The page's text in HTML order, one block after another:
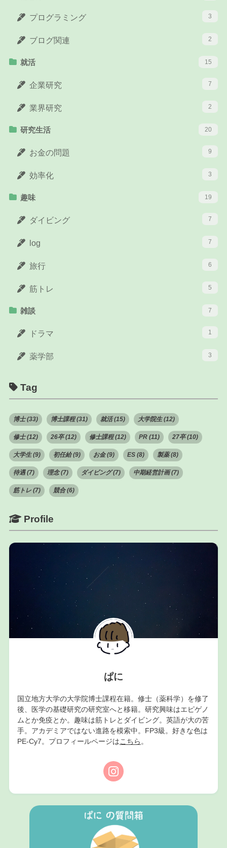
プログラミング 3
ブログ関連 2
就活 15
企業研究 7
業界研究 2
研究生活 20
お金の問題 9
効率化 3
趣味 19
ダイビング 7
log 7
旅行 6
筋トレ 5
雑談 7
ドラマ 1
薬学部 3
Tag
博士 (33) 博士課程 (31) 就活 (15) 大学院生 (12)
修士 (12) 26卒 (12) 修士課程 (12) PR (11) 27卒 (10)
大学生 (9) 初任給 (9) お金 (9) ES (8) 製薬 (8)
待遇 (7) 理念 (7) ダイビング (7) 中期経営計画 (7)
筋トレ (7) 競合 (6)
Profile
ぱに
国立地方大学の大学院博士課程在籍。修士（薬科学）を修了
後、医学の基礎研究の研究室へと移籍。研究興味はエピゲノ
ムとか免疫とか。趣味は筋トレとダイビング。英語が大の苦
手。アカデミアではない進路を模索中。FP3級。好きな色は
PE-Cy7。プロフィールページはこちら 。